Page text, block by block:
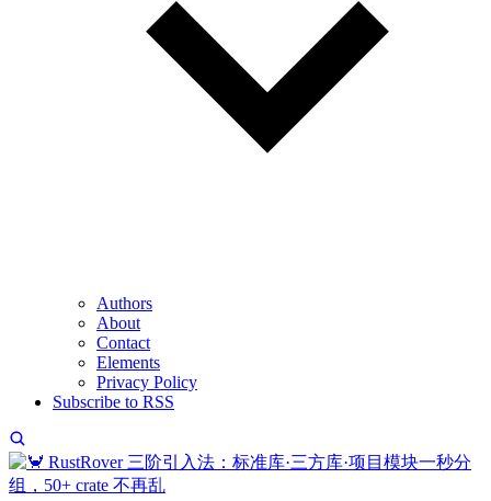
Authors
About
Contact
Elements
Privacy Policy
Subscribe to RSS